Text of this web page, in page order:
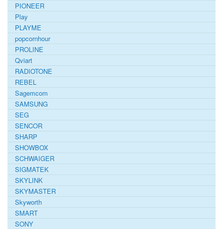
PIONEER
Play
PLAYME
popcornhour
PROLINE
Qviart
RADIOTONE
REBEL
Sagemcom
SAMSUNG
SEG
SENCOR
SHARP
SHOWBOX
SCHWAIGER
SIGMATEK
SKYLINK
SKYMASTER
Skyworth
SMART
SONY